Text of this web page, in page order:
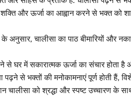
और ऊर्जा का आह्वान करने से भक्त को
अनुसार, चालीसा का पाठ बीमारियों और
से घर में सकारात्मक ऊर्जा का संचार होता है
पढ़ने से भक्तों की मनोकामनाएं पूर्ण होती हैं,
चालीसा को श्रद्धा और स्पष्ट उच्चारण के